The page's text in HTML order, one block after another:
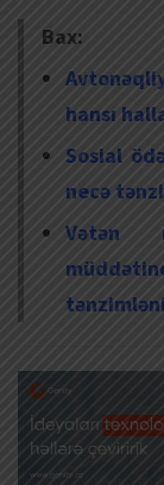
Bax:
hansı
Sosial
necə
Vətən